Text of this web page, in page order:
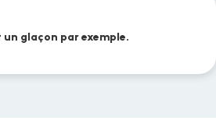
glaçon par exemple.